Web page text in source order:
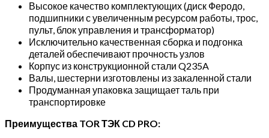
Высокое качество комплектующих (диск Феродо,
подшипники с увеличенным ресурсом работы, трос,
пульт, блок управления и трансформатор)
Исключительно качественная сборка и подгонка
деталей обеспечивают прочность узлов
Корпус из конструкционной стали Q235A
Валы, шестерни изготовлены из закаленной стали
Продуманная упаковка защищает таль при
транспортировке
Преимущества TOR ТЭК CD PRO: